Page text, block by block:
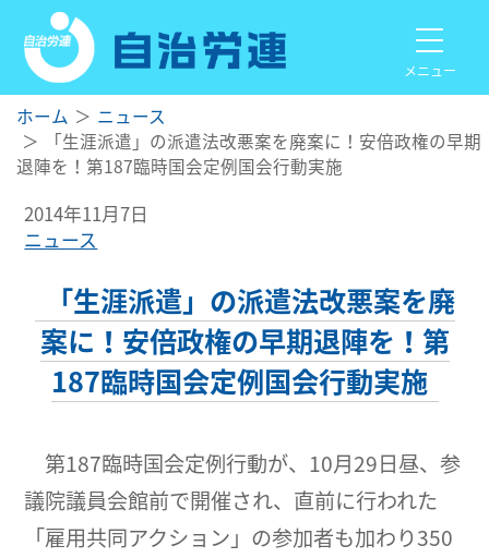
メニュー
ホーム
ニュース
「生涯派遣」の派遣法改悪案を廃案に！安倍政権の早期
退陣を！第187臨時国会定例国会行動実施
2014年11月7日
ニュース
「生涯派遣」の派遣法改悪案を廃
案に！安倍政権の早期退陣を！第
187臨時国会定例国会行動実施
第187臨時国会定例行動が、10月29日昼、参
議院議員会館前で開催され、直前に行われた
「雇用共同アクション」の参加者も加わり350